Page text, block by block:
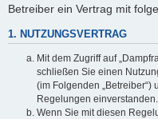
Betreiber ein Vertrag mit
1. NUTZUNGSVERTRAG
Mit dem Zugriff auf
schließen Sie einen
(im Folgenden
Regelungen einverstanden.
Wenn Sie mit diesen